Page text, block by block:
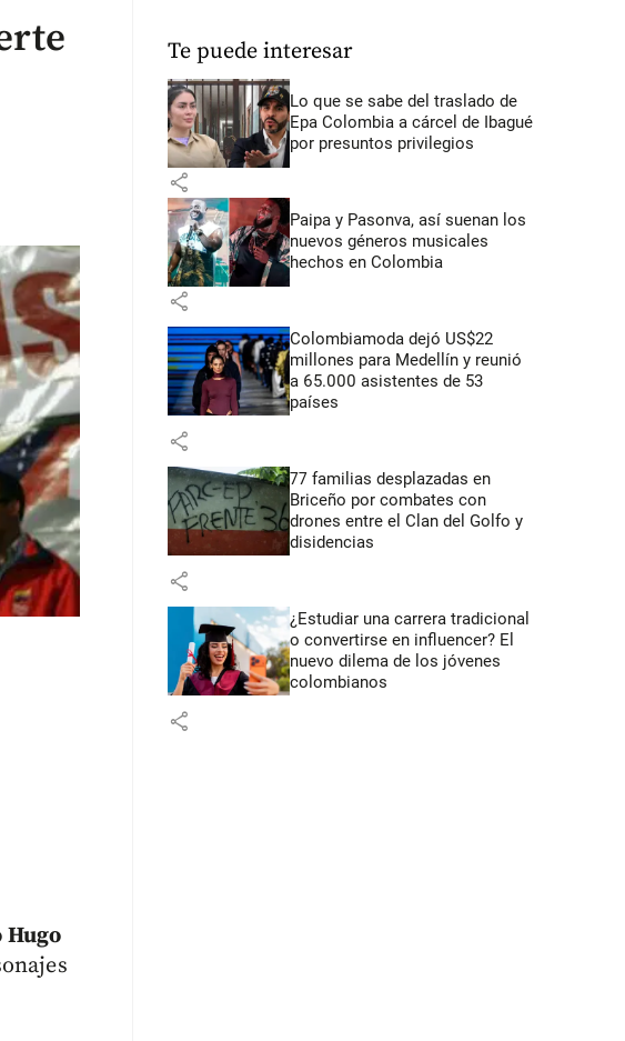
Hugo
Te puede interesar
Lo que se sabe del traslado de
Epa Colombia a cárcel de Ibagué
por presuntos privilegios
share
Paipa y Pasonva, así suenan los
nuevos géneros musicales
hechos en Colombia
share
Colombiamoda dejó US$22
millones para Medellín y reunió
a 65.000 asistentes de 53
países
share
77 familias desplazadas en
Briceño por combates con
drones entre el Clan del Golfo y
disidencias
share
¿Estudiar una carrera tradicional
o convertirse en influencer? El
nuevo dilema de los jóvenes
colombianos
share